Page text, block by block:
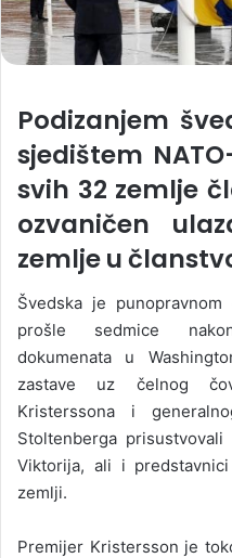
Podizanjem
sjedištem
svih 32 zemlje
ozvaničen
zemlje u
Švedska je
prošle sedmice
dokumenata u
zastave uz čelnog
Kristerssona i
Stoltenberga
Viktorija, ali i
zemlji.
Premijer Kristersson je